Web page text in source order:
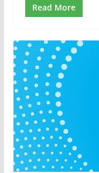
Read More